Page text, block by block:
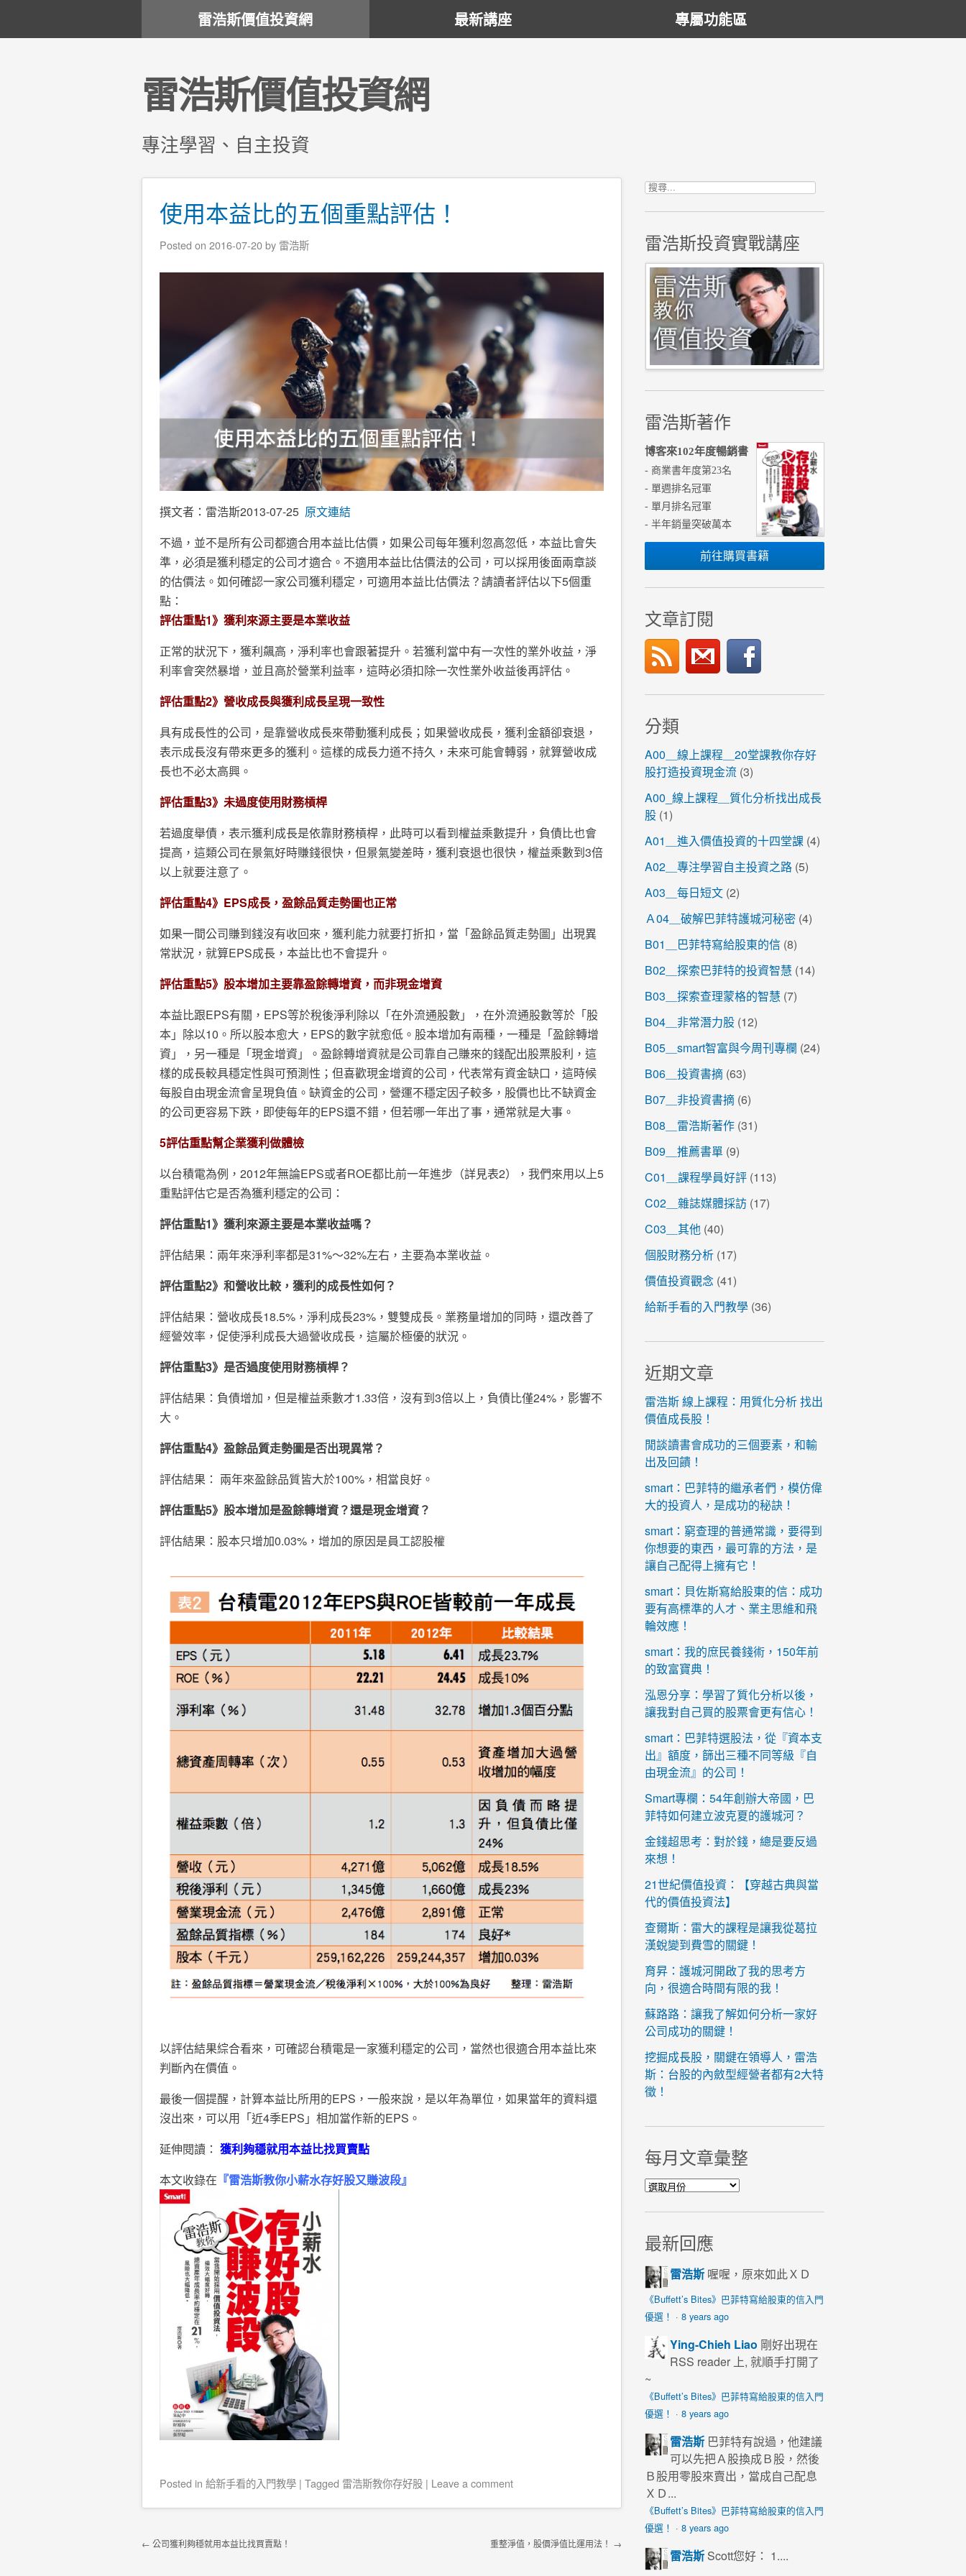
雷浩斯價值投資網 最新講座 專屬功能區
雷浩斯價值投資網
專注學習、自主投資
使用本益比的五個重點評估！
Posted on 2016-07-20by 雷浩斯
撰文者：雷浩斯2013-07-25 原文連結
不過，並不是所有公司都適合用本益比估價，如果公司每年獲利忽高忽低，本益比會失
準，必須是獲利穩定的公司才適合。不適用本益比估價法的公司，可以採用後面兩章談
的估價法。如何確認一家公司獲利穩定，可適用本益比估價法？請讀者評估以下5個重
點：
評估重點1》獲利來源主要是本業收益
正常的狀況下，獲利飆高，淨利率也會跟著提升。若獲利當中有一次性的業外收益，淨
利率會突然暴增，並且高於營業利益率，這時必須扣除一次性業外收益後再評估。
評估重點2》營收成長與獲利成長呈現一致性
具有成長性的公司，是靠營收成長來帶動獲利成長；如果營收成長，獲利金額卻衰退，
表示成長沒有帶來更多的獲利。這樣的成長力道不持久，未來可能會轉弱，就算營收成
長也不必太高興。
評估重點3》未過度使用財務槓桿
若過度舉債，表示獲利成長是依靠財務槓桿，此時可以看到權益乘數提升，負債比也會
提高，這類公司在景氣好時賺錢很快，但景氣變差時，獲利衰退也很快，權益乘數到3倍
以上就要注意了。
評估重點4》 EPS成長，盈餘品質走勢圖也正常
如果一間公司賺到錢沒有收回來，獲利能力就要打折扣，當「盈餘品質走勢圖」出現異
常狀況，就算EPS成長，本益比也不會提升。
評估重點5》 股本增加主要靠盈餘轉增資，而非現金增資
本益比跟EPS有關，EPS等於稅後淨利除以「在外流通股數」，在外流通股數等於「股
本」除以10。所以股本愈大，EPS的數字就愈低。股本增加有兩種，一種是「盈餘轉增
資」，另一種是「現金增資」。盈餘轉增資就是公司靠自己賺來的錢配出股票股利，這
樣的成長較具穩定性與可預測性；但喜歡現金增資的公司，代表常有資金缺口，這時候
每股自由現金流會呈現負值。缺資金的公司，營運不穩定因子較多，股價也比不缺資金
的公司更容易下跌，即使每年的EPS還不錯，但若哪一年出了事，通常就是大事。
5評估重點幫企業獲利做體檢
以台積電為例，2012年無論EPS或者ROE都比前一年進步（詳見表2），我們來用以上5
重點評估它是否為獲利穩定的公司：
評估重點1》獲利來源主要是本業收益嗎？
評估結果：兩年來淨利率都是31%～32%左右，主要為本業收益。
評估重點2》和營收比較，獲利的成長性如何？
評估結果：營收成長18.5%，淨利成長23%，雙雙成長。業務量增加的同時，還改善了
經營效率，促使淨利成長大過營收成長，這屬於極優的狀況。
評估重點3》是否過度使用財務槓桿？
評估結果：負債增加，但是權益乘數才1.33倍，沒有到3倍以上，負債比僅24%，影響不
大。
評估重點4》盈餘品質走勢圖是否出現異常？
評估結果： 兩年來盈餘品質皆大於100%，相當良好。
評估重點5》股本增加是盈餘轉增資？還是現金增資？
評估結果：股本只增加0.03%，增加的原因是員工認股權
以評估結果綜合看來，可確認台積電是一家獲利穩定的公司，當然也很適合用本益比來
判斷內在價值。
最後一個提醒，計算本益比所用的EPS，一般來說，是以年為單位，如果當年的資料還
沒出來，可以用「近4季EPS」相加當作新的EPS。
延伸閱讀： 獲利夠穩就用本益比找買賣點
本文收錄在 『雷浩斯教你小薪水存好股又賺波段』
Posted in 給新手看的入門教學 | Tagged 雷浩斯教你存好股 | Leave a comment
Post navigation
← 公司獲利夠穩就用本益比找買賣點！ 重整淨值，股價淨值比運用法！ →
搜尋關鍵字:
雷浩斯投資實戰講座
雷浩斯著作
博客來102年度暢銷書
- 商業書年度第23名
- 單週排名冠軍
- 單月排名冠軍
- 半年銷量突破萬本
前往購買書籍
文章訂閱
分類
A00＿線上課程＿20堂課教你存好
股打造投資現金流 (3)
A00_線上課程＿質化分析找出成長
股 (1)
A01＿進入價值投資的十四堂課 (4)
A02＿專注學習自主投資之路 (5)
A03＿每日短文 (2)
Ａ04＿破解巴菲特護城河秘密 (4)
B01＿巴菲特寫給股東的信 (8)
B02＿探索巴菲特的投資智慧 (14)
B03＿探索查理蒙格的智慧 (7)
B04＿非常潛力股 (12)
B05＿smart智富與今周刊專欄 (24)
B06＿投資書摘 (63)
B07＿非投資書摘 (6)
B08＿雷浩斯著作 (31)
B09＿推薦書單 (9)
C01＿課程學員好評 (113)
C02＿雜誌媒體採訪 (17)
C03＿其他 (40)
個股財務分析 (17)
價值投資觀念 (41)
給新手看的入門教學 (36)
近期文章
雷浩斯 線上課程：用質化分析 找出
價值成長股！
閒談讀書會成功的三個要素，和輸
出及回饋！
smart：巴菲特的繼承者們，模仿偉
大的投資人，是成功的秘訣！
smart：窮查理的普通常識，要得到
你想要的東西，最可靠的方法，是
讓自己配得上擁有它！
smart：貝佐斯寫給股東的信：成功
要有高標準的人才、業主思維和飛
輪效應！
smart：我的庶民養錢術，150年前
的致富寶典！
泓恩分享：學習了質化分析以後，
讓我對自己買的股票會更有信心！
smart：巴菲特選股法，從『資本支
出』額度，篩出三種不同等級『自
由現金流』的公司！
Smart專欄：54年創辦大帝國，巴
菲特如何建立波克夏的護城河？
金錢超思考：對於錢，總是要反過
來想！
21世紀價值投資：【穿越古典與當
代的價值投資法】
查爾斯：雷大的課程是讓我從葛拉
漢蛻變到費雪的關鍵！
育昇：護城河開啟了我的思考方
向，很適合時間有限的我！
蘇路路：讓我了解如何分析一家好
公司成功的關鍵！
挖掘成長股，關鍵在領導人，雷浩
斯：台股的內斂型經營者都有2大特
徵！
每月文章彙整
每月文章彙整
最新回應
雷浩斯 喔喔，原來如此ＸＤ
《Buffett’s Bites》巴菲特寫給股東的信入門
優選！ · 8 years ago
Ying-Chieh Liao 剛好出現在
RSS reader 上, 就順手打開了
~
《Buffett’s Bites》巴菲特寫給股東的信入門
優選！ · 8 years ago
雷浩斯 巴菲特有說過，他建議
可以先把Ａ股換成Ｂ股，然後
Ｂ股用零股來賣出，當成自己配息
ＸＤ...
《Buffett’s Bites》巴菲特寫給股東的信入門
優選！ · 8 years ago
雷浩斯 Scott您好： 1....